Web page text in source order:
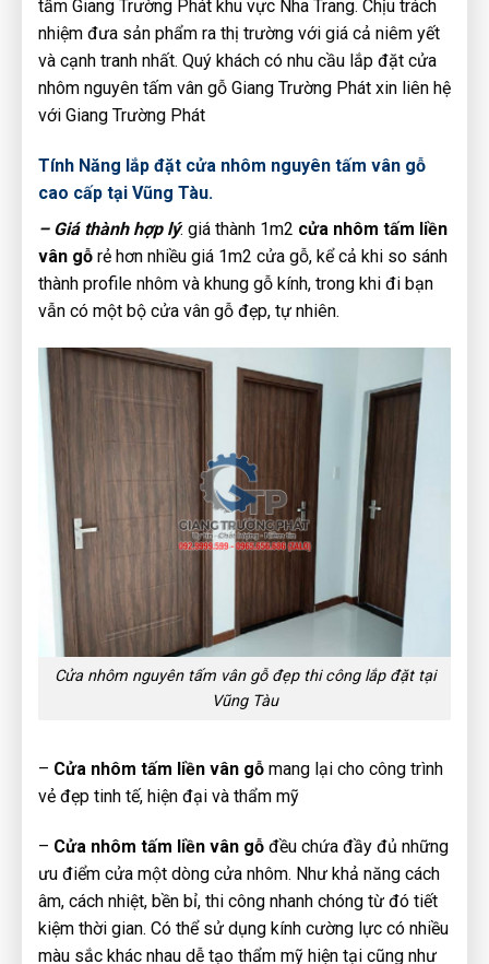
tấm Giang Trường Phát khu vực Nha Trang. Chịu trách
nhiệm đưa sản phẩm ra thị trường với giá cả niêm yết
và cạnh tranh nhất. Quý khách có nhu cầu lắp đặt cửa
nhôm nguyên tấm vân gỗ Giang Trường Phát xin liên hệ
với Giang Trường Phát
Tính Năng lắp đặt cửa nhôm nguyên tấm vân gỗ
cao cấp tại Vũng Tàu.
– Giá thành hợp lý: giá thành 1m2 cửa nhôm tấm liền
vân gỗ rẻ hơn nhiều giá 1m2 cửa gỗ, kể cả khi so sánh
thành profile nhôm và khung gỗ kính, trong khi đi bạn
vẫn có một bộ cửa vân gỗ đẹp, tự nhiên.
Cửa nhôm nguyên tấm vân gỗ đẹp thi công lắp đặt tại
Vũng Tàu
– Cửa nhôm tấm liền vân gỗ mang lại cho công trình
vẻ đẹp tinh tế, hiện đại và thẩm mỹ
– Cửa nhôm tấm liền vân gỗ đều chứa đầy đủ những
ưu điểm cửa một dòng cửa nhôm. Như khả năng cách
âm, cách nhiệt, bền bỉ, thi công nhanh chóng từ đó tiết
kiệm thời gian. Có thể sử dụng kính cường lực có nhiều
màu sắc khác nhau dễ tạo thẩm mỹ hiện tại cũng như